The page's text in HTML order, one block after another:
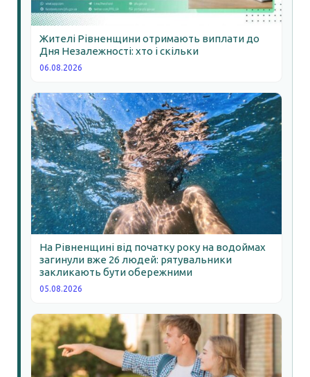
Жителі Рівненщини отримають виплати до
Дня Незалежності: хто і скільки
06.08.2026
На Рівненщині від початку року на водоймах
загинули вже 26 людей: рятувальники
закликають бути обережними
05.08.2026